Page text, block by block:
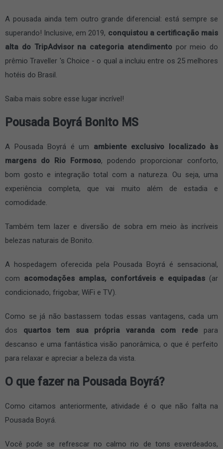
A pousada ainda tem outro grande diferencial: está sempre se
superando! Inclusive, em 2019, conquistou a certificação mais
alta do TripAdvisor na categoria atendimentopor meio do
prêmio Traveller 's Choice - o qual a incluiu entre os 25 melhores
hotéis do Brasil.
Saiba mais sobre esse lugar incrível!
Pousada Boyrá Bonito MS
A Pousada Boyrá é um ambiente exclusivo localizado às
margens do Rio Formoso, podendo proporcionar conforto,
bom gosto e integração total com a natureza. Ou seja, uma
experiência completa, que vai muito além de estadia e
comodidade.
Também tem lazer e diversão de sobra em meio às incríveis
belezas naturais de Bonito.
A hospedagem oferecida pela Pousada Boyrá é sensacional,
com acomodações amplas, confortáveis e equipadas (ar
condicionado, frigobar, WiFi e TV).
Como se já não bastassem todas essas vantagens, cada um
dos quartos tem sua própria varanda com rede para
descanso e uma fantástica visão panorâmica, o que é perfeito
para relaxar e apreciar a beleza da vista.
O que fazer na Pousada Boyrá?
Como citamos anteriormente, atividade é o que não falta na
Pousada Boyrá.
Você pode se refrescar no calmo rio de tons esverdeados,